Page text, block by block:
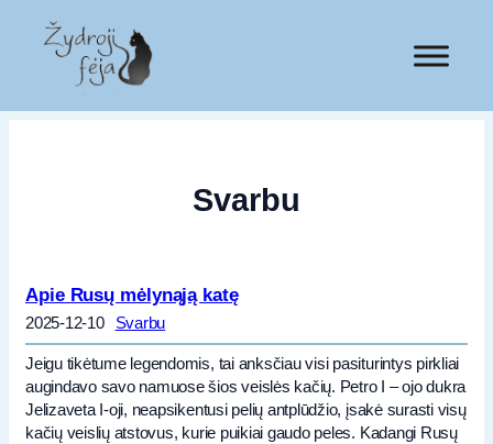
Svarbu
Apie Rusų mėlynąją katę
2025-12-10 Svarbu
Jeigu tikėtume legendomis, tai anksčiau visi pasiturintys pirkliai
augindavo savo namuose šios veislės kačių. Petro I – ojo dukra
Jelizaveta I-oji, neapsikentusi pelių antplūdžio, įsakė surasti visų
kačių veislių atstovus, kurie puikiai gaudo peles. Kadangi Rusų